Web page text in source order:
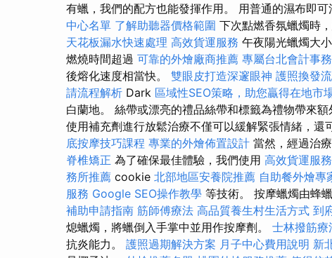
有蠟，我們的配方也能發揮作用。 用普通的濕布即可
中心名單 了解助聽器價格範圍 下次點燃香氛蠟燭時
天花板漏水快速處理 高效貨運服務 午夜陽光蠟燭大
燃燒時間超過 可靠的外燴廠商推薦 專屬台北會計事
後熔化速度相當快。 雙眼皮打造深邃眼神 護照換發
請流程解析 Dark 區域性SEO策略，助您贏得在地市
白蘭地。 絲帶或漂亮的禮品絲帶和標籤為禮物帶來額
使用補充劑進行放鬆治療不僅可以緩解緊張情緒，還
底按摩技巧課程 專業的外燴佈置設計 當然，經過治
脊椎矯正 為了確保最佳體驗，我們使用 高效貨運服務
務所推薦 cookie 北部地區安養院推薦 自助餐外燴專
服務 Google SEO操作教學 等技術。 按摩蠟燭由蜂
補助申請指南 筋師傅療法 高品質養生村生活方式 到
熄蠟燭，將蠟倒入手掌中並用作按摩劑。 士林撥筋療
抗炎能力。 護照過期解決方案 月子中心費用說明 新